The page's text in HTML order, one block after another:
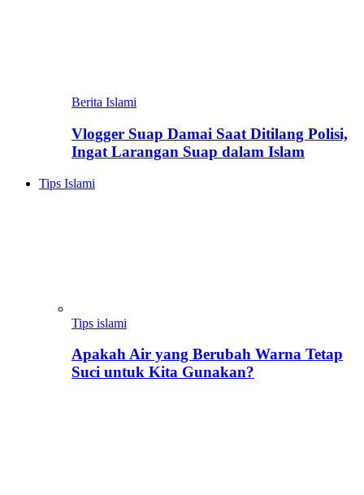
Berita Islami
Vlogger Suap Damai Saat Ditilang Polisi,
Ingat Larangan Suap dalam Islam
Tips Islami
Tips islami
Apakah Air yang Berubah Warna Tetap
Suci untuk Kita Gunakan?